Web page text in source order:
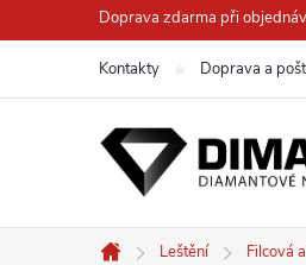
na
Doprava zdarma při
Kontakty Doprava a
Leštění Filcová